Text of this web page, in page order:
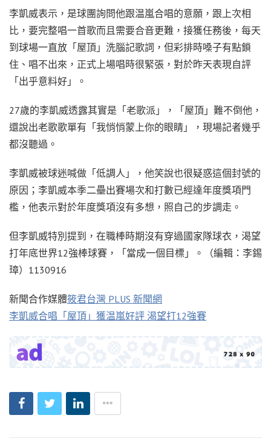
李凱威表示，是球團詢問他跟温嵐合唱的意願，跟上次相
比，要完整唱一首歌而且需要合音更難，接獲任務後，每天
到球場一直放「屋頂」洗腦記歌詞，但彩排時嗓子有點鎖
住、唱不出來，正式上場唱時很緊張，對於昨天表現自評
「出乎意料好」。
27歲的李凱威透露其實是「老歌派」，「屋頂」難不倒他，
還說出老歌歌單有「我悄悄蒙上你的眼睛」，現場記者幾乎
都沒聽過。
李凱威被球迷喊做「低調人」，他笑說也很疑惑這個封號的
原因；李凱威本季二壘出賽場次和打數已經達年度獎項門
檻，他表示對於年度獎項沒有多想，照自己的步調走。
但李凱威特別提到，在職棒時期沒有穿過國家隊球衣，渴望
打年底世界12強棒球賽，「當成一個目標」。（編輯：李錫
璋）1130916
新聞合作媒體筱君台灣 PLUS 新聞網
李凱威合唱「屋頂」獲温嵐好評 渴望打12強賽